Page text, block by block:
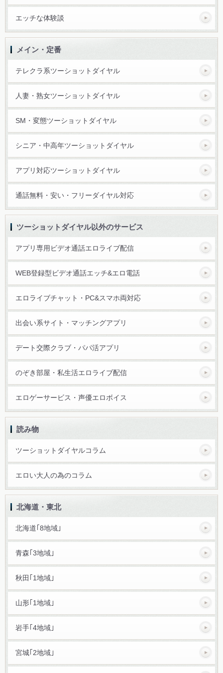
エッチな体験談
メイン・定番
テレクラ系ツーショットダイヤル
人妻・熟女ツーショットダイヤル
SM・変態ツーショットダイヤル
シニア・中高年ツーショットダイヤル
アプリ対応ツーショットダイヤル
通話無料・安い・フリーダイヤル対応
ツーショットダイヤル以外のサービス
アプリ専用ビデオ通話エロライブ配信
WEB登録型ビデオ通話エッチ&エロ電話
エロライブチャット・PC&スマホ両対応
出会い系サイト・マッチングアプリ
デート交際クラブ・パパ活アプリ
のぞき部屋・私生活エロライブ配信
エロゲーサービス・声優エロボイス
読み物
ツーショットダイヤルコラム
エロい大人の為のコラム
北海道・東北
北海道｢8地域｣
青森｢3地域｣
秋田｢1地域｣
山形｢1地域｣
岩手｢4地域｣
宮城｢2地域｣